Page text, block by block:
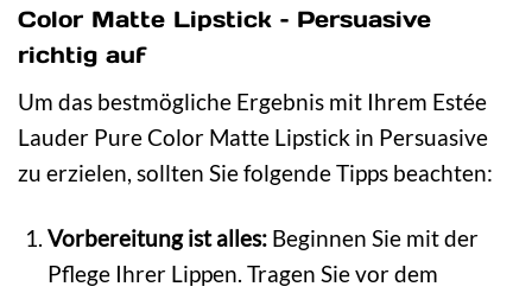
Color Matte Lipstick – Persuasive
richtig auf
Um das bestmögliche Ergebnis mit Ihrem Estée
Lauder Pure Color Matte Lipstick in Persuasive
zu erzielen, sollten Sie folgende Tipps beachten:
Vorbereitung ist alles:Beginnen Sie mit der
Pflege Ihrer Lippen. Tragen Sie vor dem